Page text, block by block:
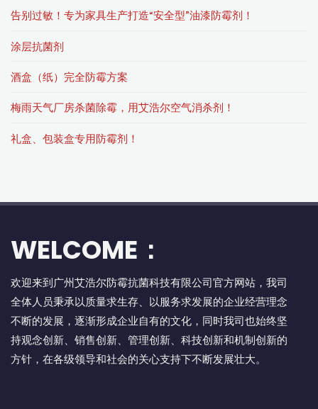
告别过敏！专为家具生产打造“安全型”油漆防霉剂！
涂层抗菌剂
酒盒（纸）完全防霉方案
梅雨天气厂房杀菌除霉，用艾浩尔空气消杀剂！
礼盒、包装盒专用防霉剂！
WELCOME：
欢迎来到广州艾浩尔防霉抗菌科技有限公司官方网站，我司
全体人员秉承以质量求生存、以服务求发展的企业经营理念
不断的发展，逐渐形成企业自有的文化，同时我司也始终坚
持观念创新、销售创新、管理创新、科技创新和机制创新的
方针，在各级领导和社会的关心支持下不断发展壮大。